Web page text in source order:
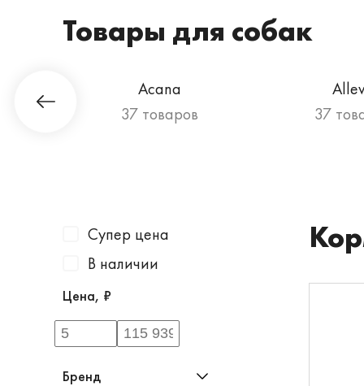
Товары для собак
Acana
37 товаров
37
Супер цена
В наличии
Цена, ₽
Бренд